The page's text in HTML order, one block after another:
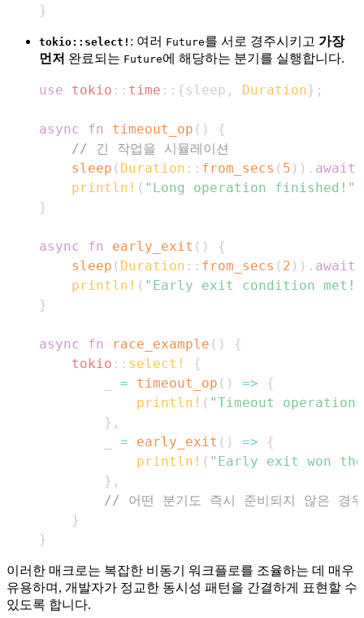
}
tokio::select! : 여러 Future를 서로 경주시키고 가장
먼저 완료되는 Future에 해당하는 분기를 실행합니다.
use tokio :: time :: { sleep , Duration} ;
async fn timeout_op ( )
{
// 긴 작업을 시뮬레이션
sleep ( Duration :: from_secs ( 5 ) ) . await
println! ( "Long operation finished!"
}
async fn early_exit ( )
{
sleep ( Duration :: from_secs ( 2 ) ) . await
println! ( "Early exit condition met!"
}
async fn race_example ( )
{
tokio :: select!
{
= timeout_op ( ) =>
{
println! ( "Timeout
} ,
= early_exit ( ) =>
{
println! ( "Early exit won
} ,
// 어떤 분기도 즉시 준비되지 않은 경
}
}
이러한 매크로는 복잡한 비동기 워크플로를 조율하는 데 매우
유용하며, 개발자가 정교한 동시성 패턴을 간결하게 표현할 수
있도록 합니다.